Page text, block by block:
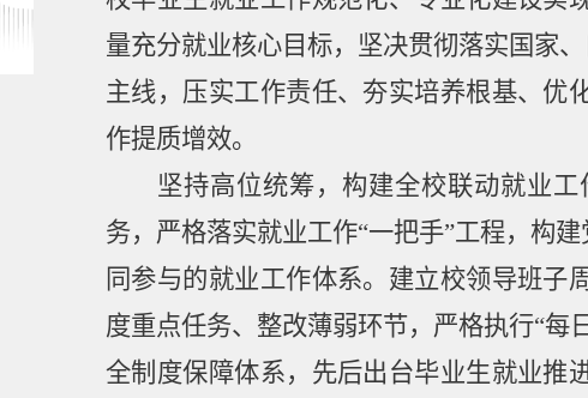
量充分就业核心目标，坚决贯彻落实国家
主线，压实工作责任、夯实培养根基、优
作提质增效。
坚持高位统筹，构建全校联动就业工
务，严格落实就业工作“一把手”工程，构
同参与的就业工作体系。建立校领导班子
度重点任务、整改薄弱环节，严格执行“每
全制度保障体系，先后出台毕业生就业推